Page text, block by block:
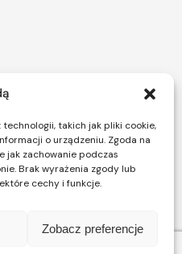
takich jak pliki cookie,
o urządzeniu. Zgoda na
jak zachowanie podczas
Brak wyrażenia zgody lub
cechy i funkcje.
Zobacz preferencje